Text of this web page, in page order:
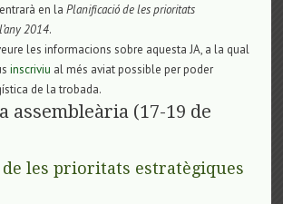
en laPlanificació de les prioritats
2014.
les informacions sobre aquesta JA, a la qual
inscriviu al més aviat possible per poder
de la trobada.
assembleària (17-19 de
les prioritats estratègiques